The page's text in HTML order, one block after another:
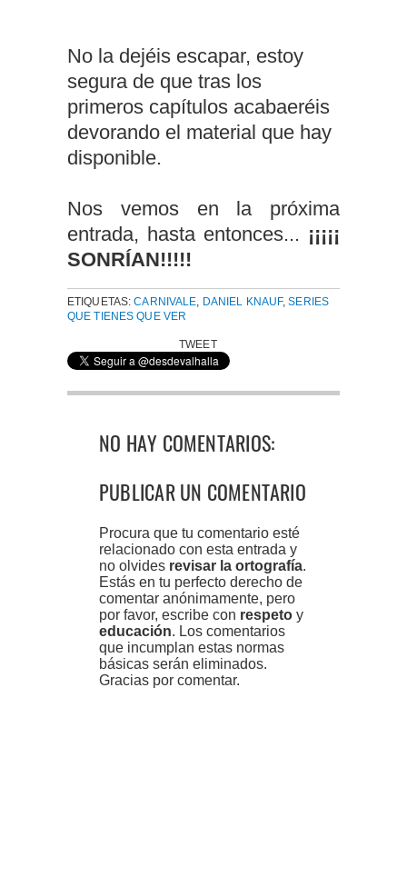
No la dejéis escapar, estoy
segura de que tras los
primeros capítulos acabaeréis
devorando el material que hay
disponible.
Nos vemos en la próxima
entrada, hasta entonces... ¡¡¡¡¡
SONRÍAN!!!!!
ETIQUETAS:CARNIVALE DANIEL KNAUF,SERIES
QUE TIENES QUE VER
TWEET
NO HAY COMENTARIOS:
PUBLICAR UN COMENTARIO
Procura que tu comentario esté
relacionado con esta entrada y
no olvides revisar la ortografía.
Estás en tu perfecto derecho de
comentar anónimamente, pero
por favor, escribe con respeto y
educación. Los comentarios
que incumplan estas normas
básicas serán eliminados.
Gracias por comentar.